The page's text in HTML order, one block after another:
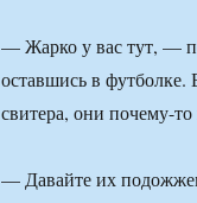
— Жарко у вас тут, —
оставшись в
свитера, они почему-
— Давайте их